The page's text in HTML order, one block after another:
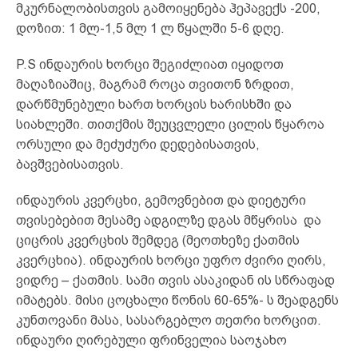
მკურნალობისთვის გამოიყენება ჰეპავექს -200,
დოზით: 1 მლ-1,5 მლ 1 ლ წყალში 5-6 დღე.
P.S ინდაურის ხორცი შეგიძლიათ იყიდოთ
მაღაზიაშიც, მაგრამ როცა თვითონ ზრდით,
დარწმუნებული ხართ ხორცის ხარისხში და
სიახლეში. თითქმის შეუცვლელი ცილის წყაროა
ორსული და მეძუძური დედებისათვის,
ბავშვებისათვის.
ინდაურის კვერცხი, გემოვნებით და დიეტური
თვისებებით მესამე ადგილზე დგას მწყრისა და
ციცრის კვერცხის შემდეგ (მეოთხეზე ქათმის
კვერცხია). ინდაურის ხორცი უფრო ძვირი ღირს,
ვიდრე – ქათმის. სამი თვის ასაკიდან ის სწრაფად
იმატებს. მისი ცოცხალი წონის 60-65%- ს შეადგენს
კუნთოვანი მასა, სასარგებლო თეთრი ხორცით.
ინდაური ღირებული ფრინველია საოჯახო